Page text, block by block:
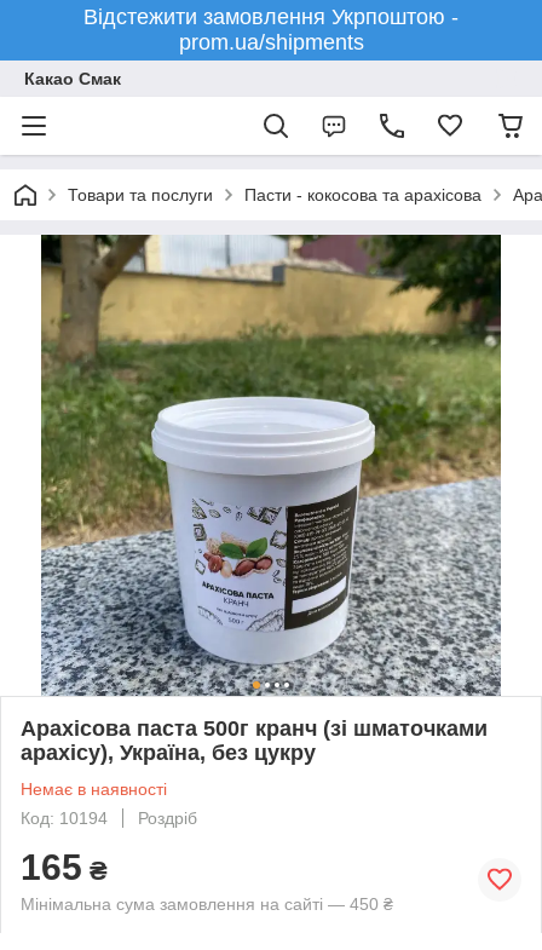
Відстежити замовлення Укрпоштою -
prom.ua/shipments
Какао Смак
Товари та послуги Пасти - кокосова та арахісова
Арахісова паста 500г кранч (зі шматочками
арахісу), Україна, без цукру
Немає в наявності
Код: 10194
Роздріб
165 ₴
Мінімальна сума замовлення на сайті — 450 ₴